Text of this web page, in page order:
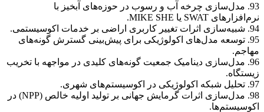
93. مدل‌سازی چرخه آب و رسوب در حوزه‌های آبخیز با
نرم‌افزارهای SWAT یا MIKE SHE.
94. شبیه‌سازی اثرات تغییر کاربری اراضی بر خدمات اکوسیستمی.
95. توسعه مدل‌های اکولوژیکی برای پیش‌بینی گسترش گونه‌های
مهاجم.
96. مدل‌سازی دینامیک جمعیت گونه‌های کلیدی در مواجهه با تخریب
زیستگاه.
97. تحلیل شبکه اکولوژیکی در اکوسیستم‌های شهری.
98. مدل‌سازی اثرات گرمایش جهانی بر تولید اولیه خالص (NPP) در
اکوسیستم‌ها.